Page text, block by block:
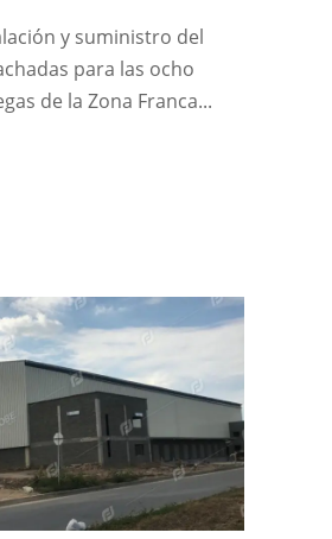
y suministro del
para las ocho
de la Zona Franca...